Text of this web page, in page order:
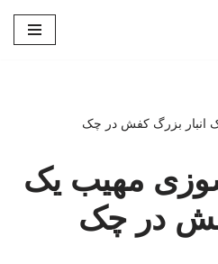
انبار بزرگ کفش در چک
مهیب یک
در چک